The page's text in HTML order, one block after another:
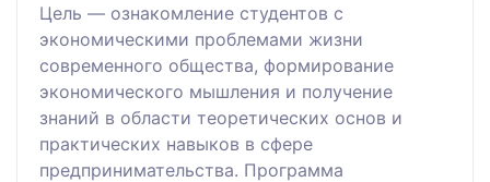
Цель — ознакомление студентов с
экономическими проблемами жизни
современного общества, формирование
экономического мышления и получение
знаний в области теоретических основ и
практических навыков в сфере
предпринимательства. Программа